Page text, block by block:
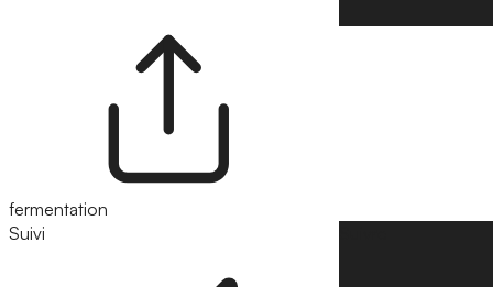
fermentation
Suivi